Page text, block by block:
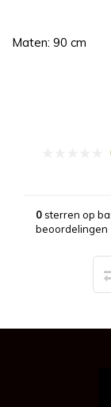
Maten: 90 cm
0sterren op
beoordelingen